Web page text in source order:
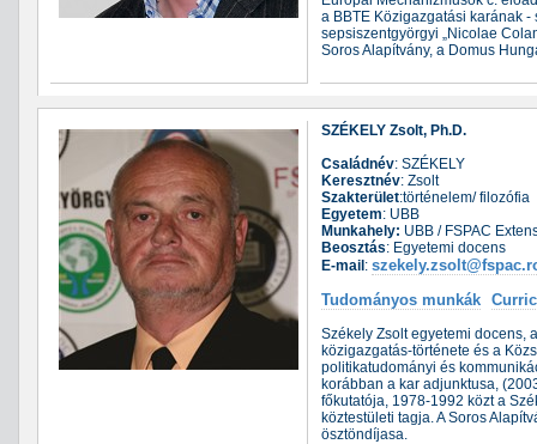
a BBTE Közigazgatási karának
sepsiszentgyörgyi „Nicolae
Soros Alapítvány, a Domus
SZÉKELY Zsolt, Ph.D.
Családnév: SZÉKELY
Keresztnév: Zsolt
Szakterület:történelem/ filozófia
Egyetem: UBB
Munkahely: UBB / FSPAC
Beosztás: Egyetemi docens
E-mail :
Tudományos munkák
Székely Zsolt egyetemi docens,
közigazgatás-története és a
politikatudományi és
korábban a kar adjunktusa,
főkutatója, 1978-1992 közt a
köztestületi tagja. A Soros
ösztöndíjasa.